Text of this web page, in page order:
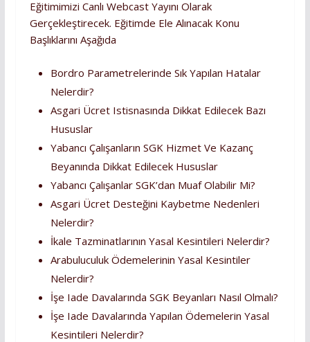
Eğitimimizi Canlı Webcast Yayını Olarak
Gerçekleştirecek. Eğitimde Ele Alınacak Konu
Başlıklarını Aşağıda
Bordro Parametrelerinde Sık Yapılan Hatalar
Nelerdir?
Asgari Ücret Istisnasında Dikkat Edilecek Bazı
Hususlar
Yabancı Çalışanların SGK Hizmet Ve Kazanç
Beyanında Dikkat Edilecek Hususlar
Yabancı Çalışanlar SGK’dan Muaf Olabilir Mi?
Asgari Ücret Desteğini Kaybetme Nedenleri
Nelerdir?
İkale Tazminatlarının Yasal Kesintileri Nelerdir?
Arabuluculuk Ödemelerinin Yasal Kesintiler
Nelerdir?
İşe Iade Davalarında SGK Beyanları Nasıl Olmalı?
İşe Iade Davalarında Yapılan Ödemelerin Yasal
Kesintileri Nelerdir?